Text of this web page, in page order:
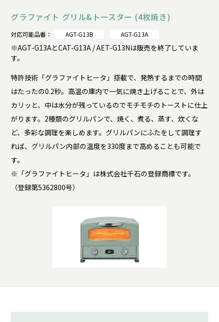
グラファイト グリル&トースター (4枚焼き)
対応可能品番： AGT-G13B AGT-G13A
※AGT-G13AとCAT-G13A / AET-G13Nは販売を終了していま
す。
特許技術「グラファイトヒータ」搭載で、発熱するまでの時間
はたったの0.2秒。高温の庫内で一気に焼き上げることで、外は
カリッと、中は水分が残っているのでモチモチのトーストに仕上
がります。2種類のグリルパンで、焼く、煮る、蒸す、炊くな
ど、多彩な調理を楽しめます。グリルパンにふたをして調理す
れば、グリルパン内部の温度を330度まで高めることも可能で
す。
※「グラファイトヒータ」は株式会社千石の登録商標です。
（登録第5362800号）